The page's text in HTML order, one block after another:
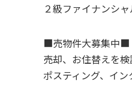
２級ファイナンシ
■売物件大募集中■
売却、お住替えを
ポスティング、イ